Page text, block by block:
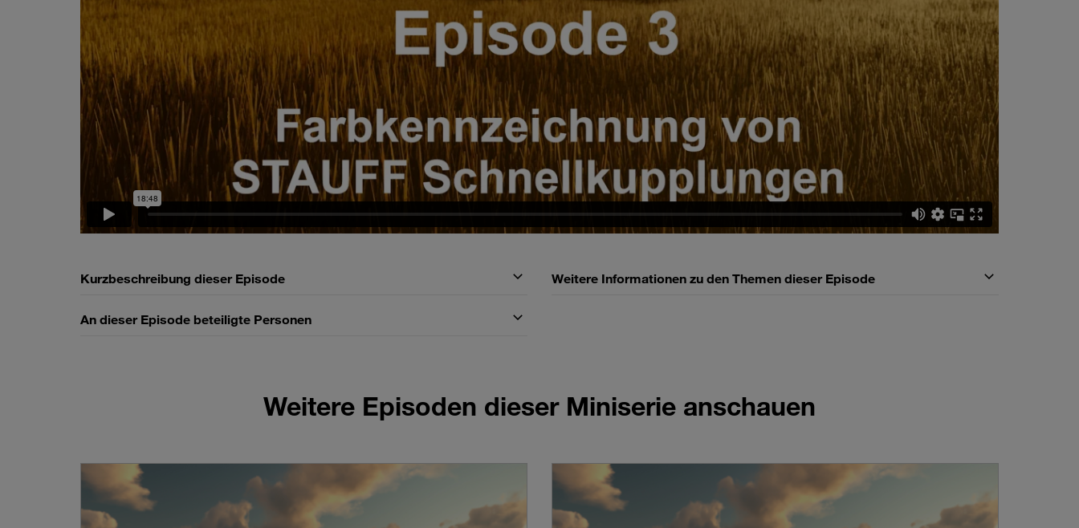
Kurzbeschreibung dieser Episode
An dieser Episode beteiligte Personen
Weitere Informationen zu den Themen dieser Episode
Weitere Episoden dieser Miniserie anschauen